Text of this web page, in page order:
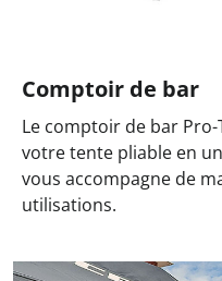
Comptoir de bar
Le comptoir de bar
votre tente pliable en
vous accompagne de
utilisations.